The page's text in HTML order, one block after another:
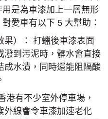
是為車漆加上一層無形
愛車有以下 5 大幫助：
果）： 打蠟後車漆表面
潑到污泥時，髒水會直接
成水漬，同時還能阻隔酸
港有不少室外停車場，
外線會令車漆加速老化